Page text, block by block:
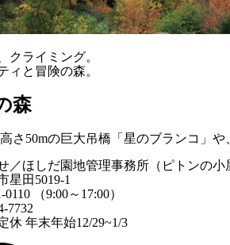
クライミング。
ィと冒険の森。
森
さ50mの巨大吊橋「星のブランコ」
／ほしだ園地管理事務所（ピトンの小
星田5019-1
（9:00～17:00）
7732
休 年末年始12/29~1/3